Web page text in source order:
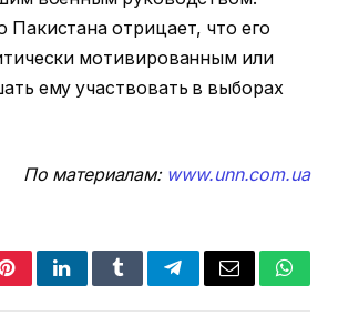
Пакистана отрицает, что его
мотивированным или
ему участвовать в выборах
По материалам: www.unn.com.ua
PinterestLinkedInTumblrTelegramEmail